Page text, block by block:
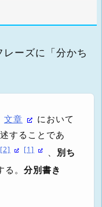
ーズに「分かち
文章
において
することであ
[2] [1]
別ち
。 分別書き